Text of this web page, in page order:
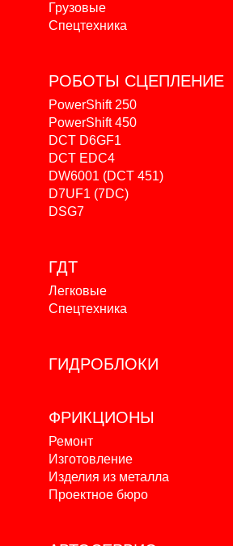
Грузовые
Спецтехника
РОБОТЫ СЦЕПЛЕНИЕ
PowerShift 250
PowerShift 450
DCT D6GF1
DCT EDC4
DW6001 (DCT 451)
D7UF1 (7DC)
DSG7
ГДТ
Легковые
Спецтехника
ГИДРОБЛОКИ
ФРИКЦИОНЫ
Ремонт
Изготовление
Изделия из металла
Проектное бюро